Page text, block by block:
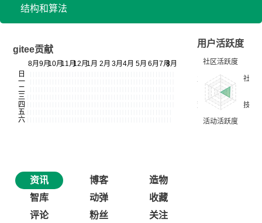
结构和算法
gitee贡献
用户活跃度
资讯 博客
造物
智库
动弹
收藏
评论
粉丝 关注